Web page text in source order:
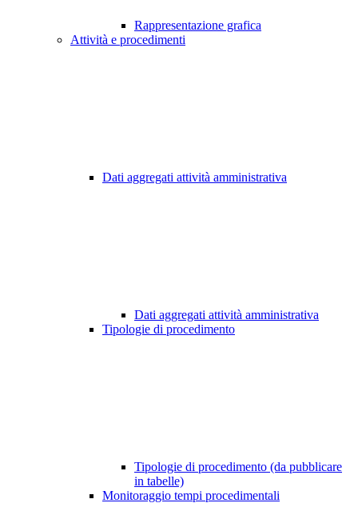
Rappresentazione grafica
Attività e procedimenti
Dati aggregati attività amministrativa
Dati aggregati attività amministrativa
Tipologie di procedimento
Tipologie di procedimento (da pubblicare
in tabelle)
Monitoraggio tempi procedimentali